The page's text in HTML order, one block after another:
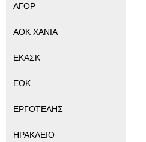
ΑΓΟΡ
ΑΟΚ ΧΑΝΙΑ
ΕΚΑΣΚ
ΕΟΚ
ΕΡΓΟΤΕΛΗΣ
ΗΡΑΚΛΕΙΟ